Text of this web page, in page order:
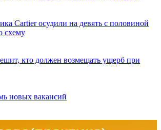
Cartier осудили на девять с половиной
схему
кто должен возмещать ущерб при
новых вакансий